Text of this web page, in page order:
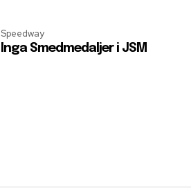
Speedway
Inga Smedmedaljer i JSM